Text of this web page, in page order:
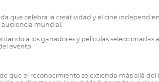
que celebra la creatividad y el cine
audiencia mundial.
a los ganadores y películas seleccionadas
evento.
que el reconocimiento se extienda más allá